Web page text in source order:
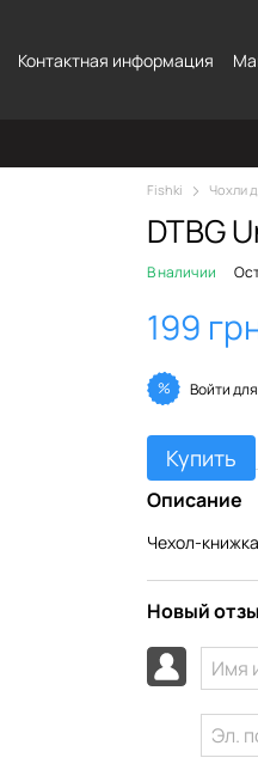
Контактная информация
Fishki Чохли
DTBG
В наличии
199
% Войти
Купить
Описание
Чехол-
Новый